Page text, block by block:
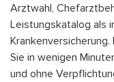
Arztwahl,
Leistungskatalog als
Sie in wenigen
und ohne